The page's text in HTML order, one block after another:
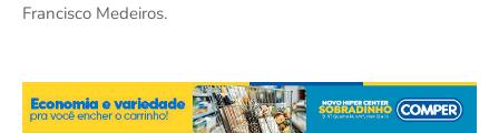
Francisco Medeiros.